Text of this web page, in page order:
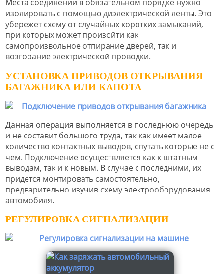
Места соединений в обязательном порядке нужно
изолировать с помощью диэлектрической ленты. Это
убережет схему от случайных коротких замыканий,
при которых может произойти как
самопроизвольное отпирание дверей, так и
возгорание электрической проводки.
УСТАНОВКА ПРИВОДОВ ОТКРЫВАНИЯ
БАГАЖНИКА ИЛИ КАПОТА
Данная операция выполняется в последнюю очередь
и не составит большого труда, так как имеет малое
количество контактных выводов, спутать которые не с
чем. Подключение осуществляется как к штатным
выводам, так и к новым. В случае с последними, их
придется монтировать самостоятельно,
предварительно изучив схему электрооборудования
автомобиля.
РЕГУЛИРОВКА СИГНАЛИЗАЦИИ